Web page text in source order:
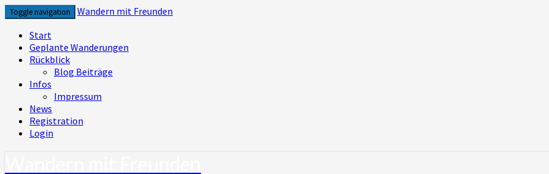
Skip
to
content
Toggle navigation
Wandern mit Freunden
Start
Geplante Wanderungen
Rückblick
Blog Beiträge
Infos
Impressum
News
Registration
Login